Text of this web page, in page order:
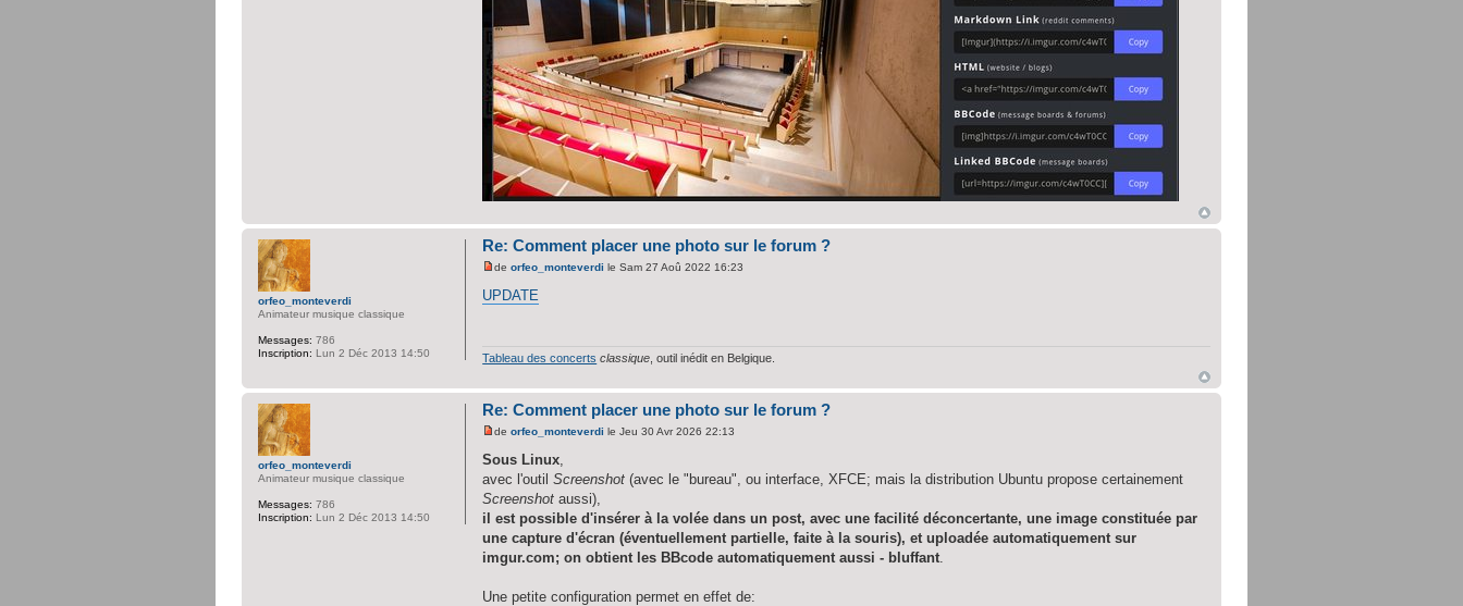
Re: Comment placer une photo sur le forum ?
deorfeo_monteverdi le Sam 27 Aoû 2022 16:23
UPDATE
Tableau des concerts classique , outil inédit en Belgique.
orfeo_monteverdi
Animateur musique classique
Messages: 786
Inscription: Lun 2 Déc 2013 14:50
Re: Comment placer une photo sur le forum ?
deorfeo_monteverdi le Jeu 30 Avr 2026 22:13
Sous Linux
avec l'outilScreenshot (avec le "bureau", ou interface, XFCE; mais la distribution Ubuntu propose certainement
Screenshot aussi),
il est possible d'insérer à la volée dans un post, avec une facilité déconcertante, une image constituée par
une capture d'écran (éventuellement partielle, faite à la souris), et uploadée automatiquement sur
imgur.com; on obtient les BBcode automatiquement aussi - bluffant
Une petite configuration permet en effet de:
orfeo_monteverdi
Animateur musique classique
Messages: 786
Inscription: Lun 2 Déc 2013 14:50